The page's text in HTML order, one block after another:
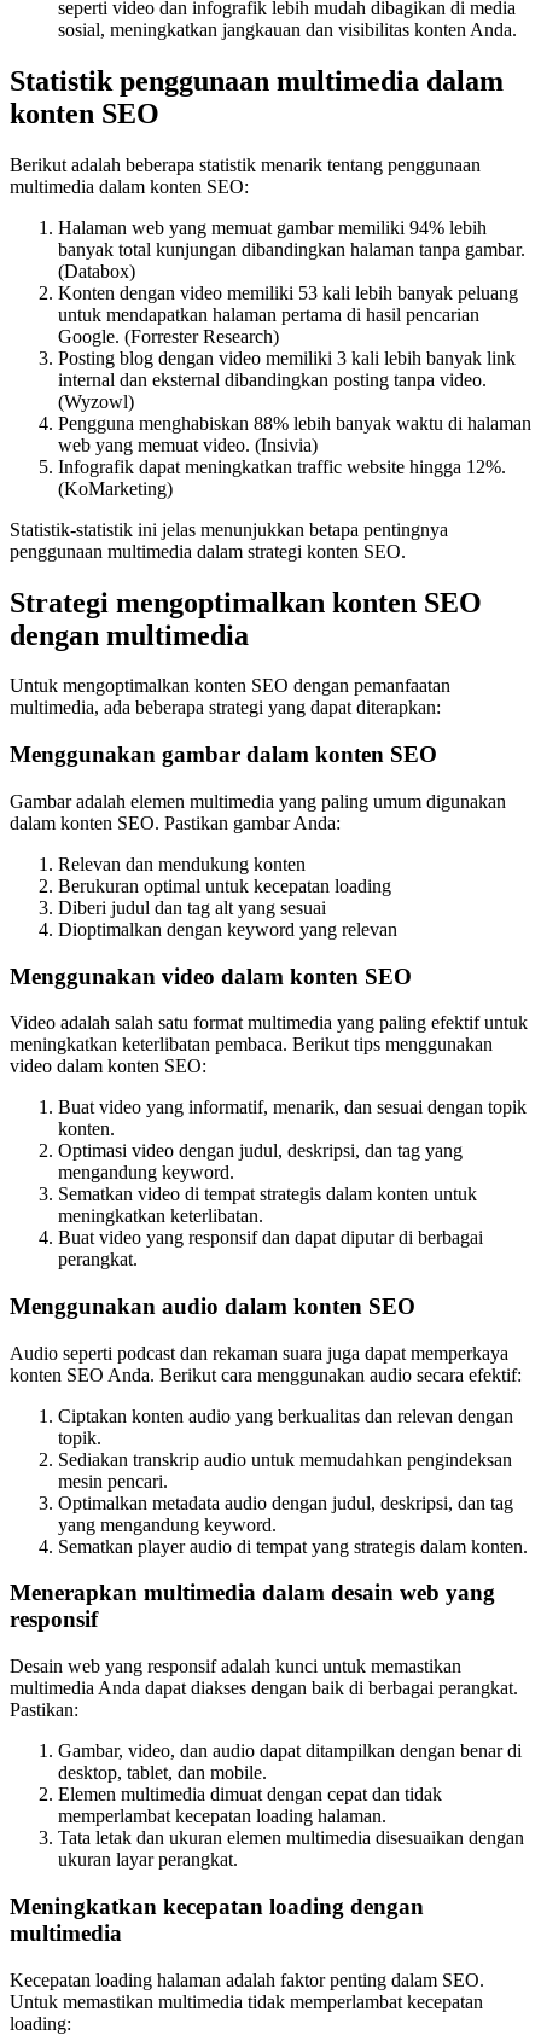
seperti video dan infografik lebih mudah dibagikan di media
sosial, meningkatkan jangkauan dan visibilitas konten Anda.
Statistik penggunaan multimedia dalam
konten SEO
Berikut adalah beberapa statistik menarik tentang penggunaan
multimedia dalam konten SEO:
Halaman web yang memuat gambar memiliki 94% lebih
banyak total kunjungan dibandingkan halaman tanpa gambar.
(Databox)
Konten dengan video memiliki 53 kali lebih banyak peluang
untuk mendapatkan halaman pertama di hasil pencarian
Google. (Forrester Research)
Posting blog dengan video memiliki 3 kali lebih banyak link
internal dan eksternal dibandingkan posting tanpa video.
(Wyzowl)
Pengguna menghabiskan 88% lebih banyak waktu di halaman
web yang memuat video. (Insivia)
Infografik dapat meningkatkan traffic website hingga 12%.
(KoMarketing)
Statistik-statistik ini jelas menunjukkan betapa pentingnya
penggunaan multimedia dalam strategi konten SEO.
Strategi mengoptimalkan konten SEO
dengan multimedia
Untuk mengoptimalkan konten SEO dengan pemanfaatan
multimedia, ada beberapa strategi yang dapat diterapkan:
Menggunakan gambar dalam konten SEO
Gambar adalah elemen multimedia yang paling umum digunakan
dalam konten SEO. Pastikan gambar Anda:
Relevan dan mendukung konten
Berukuran optimal untuk kecepatan loading
Diberi judul dan tag alt yang sesuai
Dioptimalkan dengan keyword yang relevan
Menggunakan video dalam konten SEO
Video adalah salah satu format multimedia yang paling efektif untuk
meningkatkan keterlibatan pembaca. Berikut tips menggunakan
video dalam konten SEO:
Buat video yang informatif, menarik, dan sesuai dengan topik
konten.
Optimasi video dengan judul, deskripsi, dan tag yang
mengandung keyword.
Sematkan video di tempat strategis dalam konten untuk
meningkatkan keterlibatan.
Buat video yang responsif dan dapat diputar di berbagai
perangkat.
Menggunakan audio dalam konten SEO
Audio seperti podcast dan rekaman suara juga dapat memperkaya
konten SEO Anda. Berikut cara menggunakan audio secara efektif:
Ciptakan konten audio yang berkualitas dan relevan dengan
topik.
Sediakan transkrip audio untuk memudahkan pengindeksan
mesin pencari.
Optimalkan metadata audio dengan judul, deskripsi, dan tag
yang mengandung keyword.
Sematkan player audio di tempat yang strategis dalam konten.
Menerapkan multimedia dalam desain web yang
responsif
Desain web yang responsif adalah kunci untuk memastikan
multimedia Anda dapat diakses dengan baik di berbagai perangkat.
Pastikan:
Gambar, video, dan audio dapat ditampilkan dengan benar di
desktop, tablet, dan mobile.
Elemen multimedia dimuat dengan cepat dan tidak
memperlambat kecepatan loading halaman.
Tata letak dan ukuran elemen multimedia disesuaikan dengan
ukuran layar perangkat.
Meningkatkan kecepatan loading dengan
multimedia
Kecepatan loading halaman adalah faktor penting dalam SEO.
Untuk memastikan multimedia tidak memperlambat kecepatan
loading: